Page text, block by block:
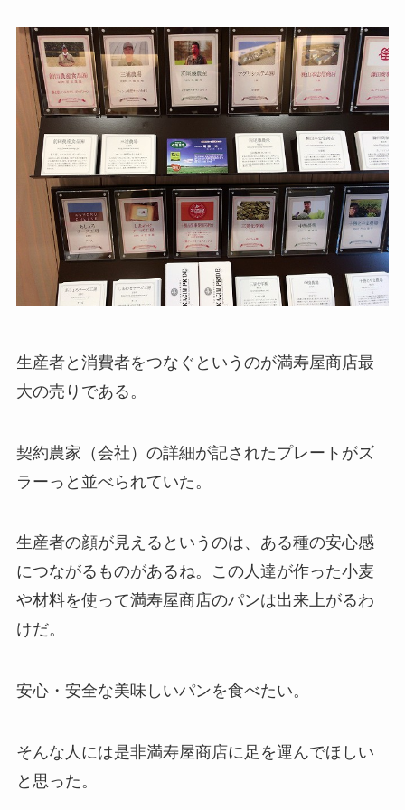
生産者と消費者をつなぐというのが満寿屋商店最
大の売りである。
契約農家（会社）の詳細が記されたプレートがズ
ラーっと並べられていた。
生産者の顔が見えるというのは、ある種の安心感
につながるものがあるね。この人達が作った小麦
や材料を使って満寿屋商店のパンは出来上がるわ
けだ。
安心・安全な美味しいパンを食べたい。
そんな人には是非満寿屋商店に足を運んでほしい
と思った。